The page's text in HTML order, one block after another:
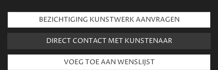
BEZICHTIGING KUNSTWERK AANVRAGEN
DIRECT CONTACT MET KUNSTENAAR